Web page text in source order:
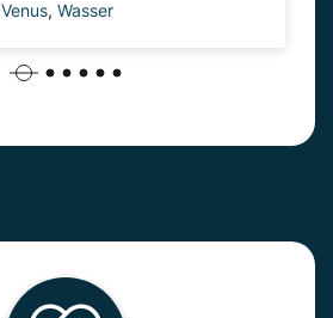
Venus, Wasser